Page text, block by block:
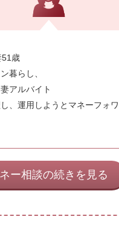
51歳
暮らし、
アルバイト
、運用しようとマネーフォ
ー相談の続きを見る